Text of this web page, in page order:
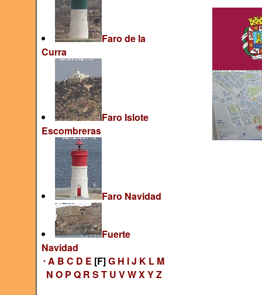
Faro de la
Curra
Faro Islote
Escombreras
Faro Navidad
Fuerte
Navidad
* A B C D E [F]G H IJ K L M
N O P Q R S T U VWXYZ